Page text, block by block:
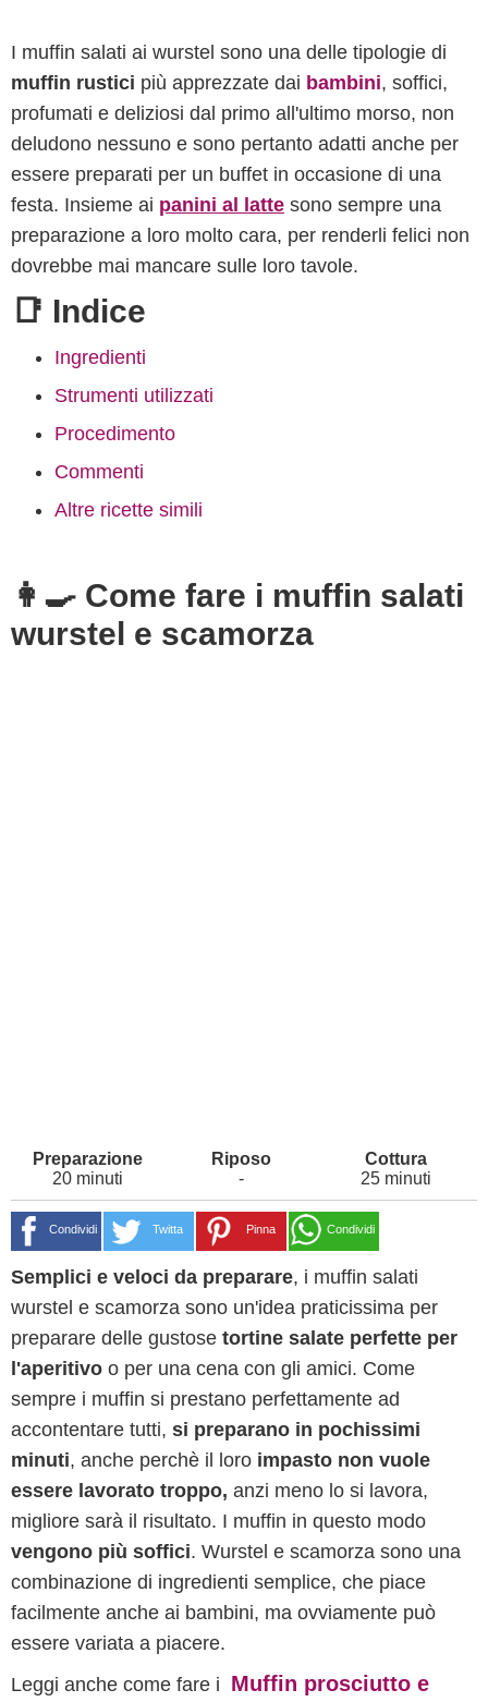
I muffin salati ai wurstel sono una delle tipologie di
muffin rustici più apprezzate dai bambini, soffici,
profumati e deliziosi dal primo all'ultimo morso, non
deludono nessuno e sono pertanto adatti anche per
essere preparati per un buffet in occasione di una
festa. Insieme ai panini al latte sono sempre una
preparazione a loro molto cara, per renderli felici non
dovrebbe mai mancare sulle loro tavole.
📑 Indice
Ingredienti
Strumenti utilizzati
Procedimento
Commenti
Altre ricette simili
👩‍🍳 Come fare i muffin salati
wurstel e scamorza
20 minuti - 25 minuti
Condividi Twitta Pinna Condividi
Semplici e veloci da preparare, i muffin salati
wurstel e scamorza sono un'idea praticissima per
preparare delle gustose tortine salate perfette per
l'aperitivo o per una cena con gli amici. Come
sempre i muffin si prestano perfettamente ad
accontentare tutti, si preparano in pochissimi
minuti, anche perchè il loro impasto non vuole
essere lavorato troppo, anzi meno lo si lavora,
migliore sarà il risultato. I muffin in questo modo
vengono più soffici. Wurstel e scamorza sono una
combinazione di ingredienti semplice, che piace
facilmente anche ai bambini, ma ovviamente può
essere variata a piacere.
Leggi anche come fare i Muffin prosciutto e